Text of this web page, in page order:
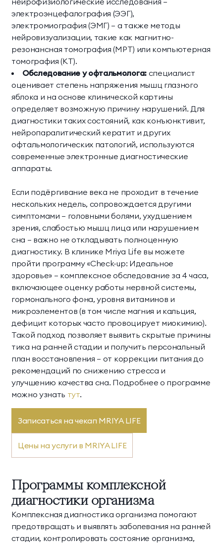
электроэнцефалография (ЭЭГ),
электромиография (ЭМГ) — а также методы
нейровизуализации, такие как магнитно-
резонансная томография (МРТ) или компьютерная
томография (КТ).
Обследование у офтальмолога:специалист
оценивает степень напряжения мышц глазного
яблока и на основе клинической картины
определяет возможную причину нарушений. Для
диагностики таких состояний, как конъюнктивит,
нейропаралитический кератит и других
офтальмологических патологий, используются
современные электронные диагностические
аппараты.
Если подёргивание века не проходит в течение
нескольких недель, сопровождается другими
симптомами — головными болями, ухудшением
зрения, слабостью мышц лица или нарушением
сна — важно не откладывать полноценную
диагностику. В клинике Mriya Life вы можете
пройти программу «Check-up: Идеальное
здоровье» — комплексное обследование за 4 часа,
включающее оценку работы нервной системы,
гормонального фона, уровня витаминов и
микроэлементов (в том числе магния и кальция,
дефицит которых часто провоцирует миокимию).
Такой подход позволяет выявить скрытые причины
тика на ранней стадии и получить персональный
план восстановления — от коррекции питания до
рекомендаций по снижению стресса и
улучшению качества сна. Подробнее о программе
можно узнать тут.
Записаться на чекап MRIYA LIFE
Цены на услуги в MRIYA LIFE
Программы комплексной
диагностики организма
Комплексная диагностика организма помогают
предотвращать и выявлять заболевания на ранней
стадии, контролировать состояние организма,